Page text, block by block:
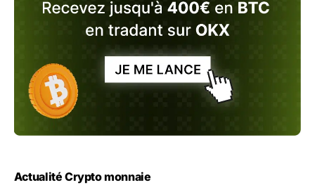
Actualité Crypto monnaie